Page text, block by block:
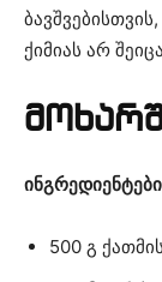
ქიმიას არ
ინგრედიენტები
500 გ